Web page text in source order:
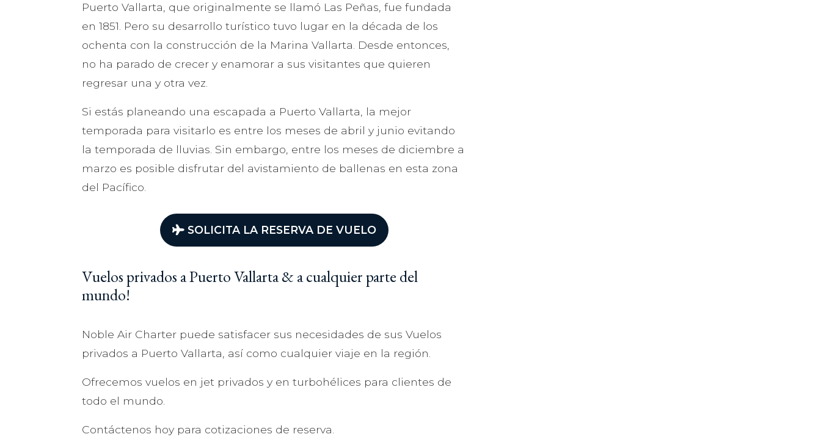
Puerto Vallarta, que originalmente se llamó Las Peñas, fue fundada
en 1851. Pero su desarrollo turístico tuvo lugar en la década de los
ochenta con la construcción de la Marina Vallarta. Desde entonces,
no ha parado de crecer y enamorar a sus visitantes que quieren
regresar una y otra vez.
Si estás planeando una escapada a Puerto Vallarta, la mejor
temporada para visitarlo es entre los meses de abril y junio evitando
la temporada de lluvias. Sin embargo, entre los meses de diciembre a
marzo es posible disfrutar del avistamiento de ballenas en esta zona
del Pacífico.
SOLICITA LA RESERVA DE VUELO
Vuelos privados a Puerto Vallarta & a cualquier parte del
mundo!
Noble Air Charter puede satisfacer sus necesidades de sus Vuelos
privados a Puerto Vallarta, así como cualquier viaje en la región.
Ofrecemos vuelos en jet privados y en turbohélices para clientes de
todo el mundo.
Contáctenos hoy para cotizaciones de reserva.